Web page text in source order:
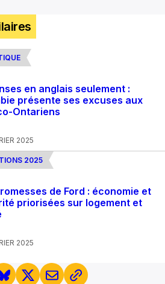
en anglais seulement :
présente ses excuses aux
Ontariens
2025
2025
de Ford : économie et
priorisées sur logement et
2025